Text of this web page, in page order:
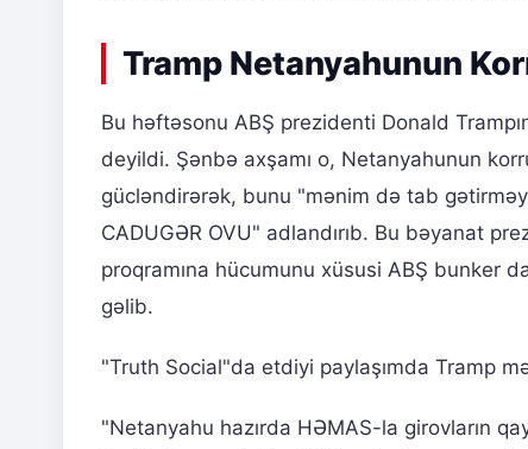
Tramp Netanyahunun
Bu həftəsonu ABŞ prezidenti Donald
deyildi. Şənbə axşamı o, Netanyahunun
gücləndirərək, bunu "mənim də tab
CADUGƏR OVU" adlandırıb. Bu bəyanat
proqramına hücumunu xüsusi ABŞ bunker
gəlib.
"Truth Social"da etdiyi paylaşımda Tramp
"Netanyahu hazırda HƏMAS-la girovların